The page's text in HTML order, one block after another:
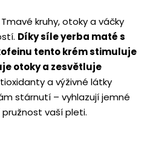
Tmavé kruhy, otoky a váčky
Díky síle yerba maté s
tento krém stimuluje
otoky a zesvětluje
a výživné látky
stárnutí – vyhlazují jemné
pružnost vaší pleti.